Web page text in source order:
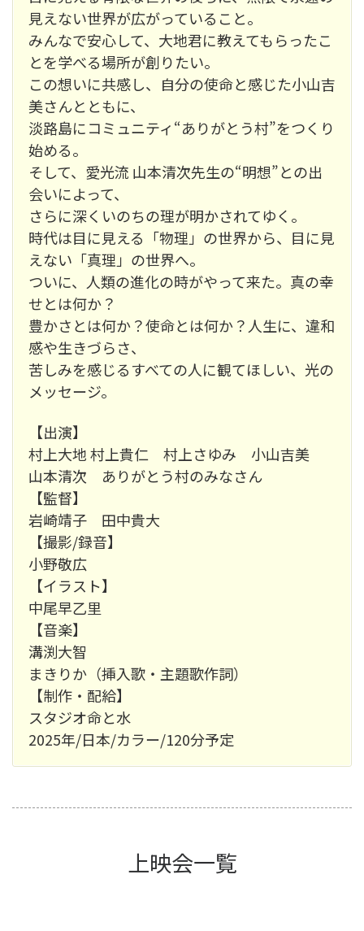
見えない世界が広がっていること。
みんなで安心して、大地君に教えてもらったこ
とを学べる場所が創りたい。
この想いに共感し、自分の使命と感じた小山吉
美さんとともに、
淡路島にコミュニティ“ありがとう村”をつくり
始める。
そして、愛光流 山本清次先生の“明想”との出
会いによって、
さらに深くいのちの理が明かされてゆく。
時代は目に見える「物理」の世界から、目に見
えない「真理」の世界へ。
ついに、人類の進化の時がやって来た。真の幸
せとは何か？
豊かさとは何か？使命とは何か？人生に、違和
感や生きづらさ、
苦しみを感じるすべての人に観てほしい、光の
メッセージ。
【出演】
村上大地 村上貴仁 村上さゆみ 小山吉美
山本清次 ありがとう村のみなさん
【監督】
岩崎靖子 田中貴大
【撮影/録音】
小野敬広
【イラスト】
中尾早乙里
【音楽】
溝渕大智
まきりか（挿入歌・主題歌作詞）
【制作・配給】
スタジオ命と水
2025年/日本/カラー/120分予定
上映会一覧